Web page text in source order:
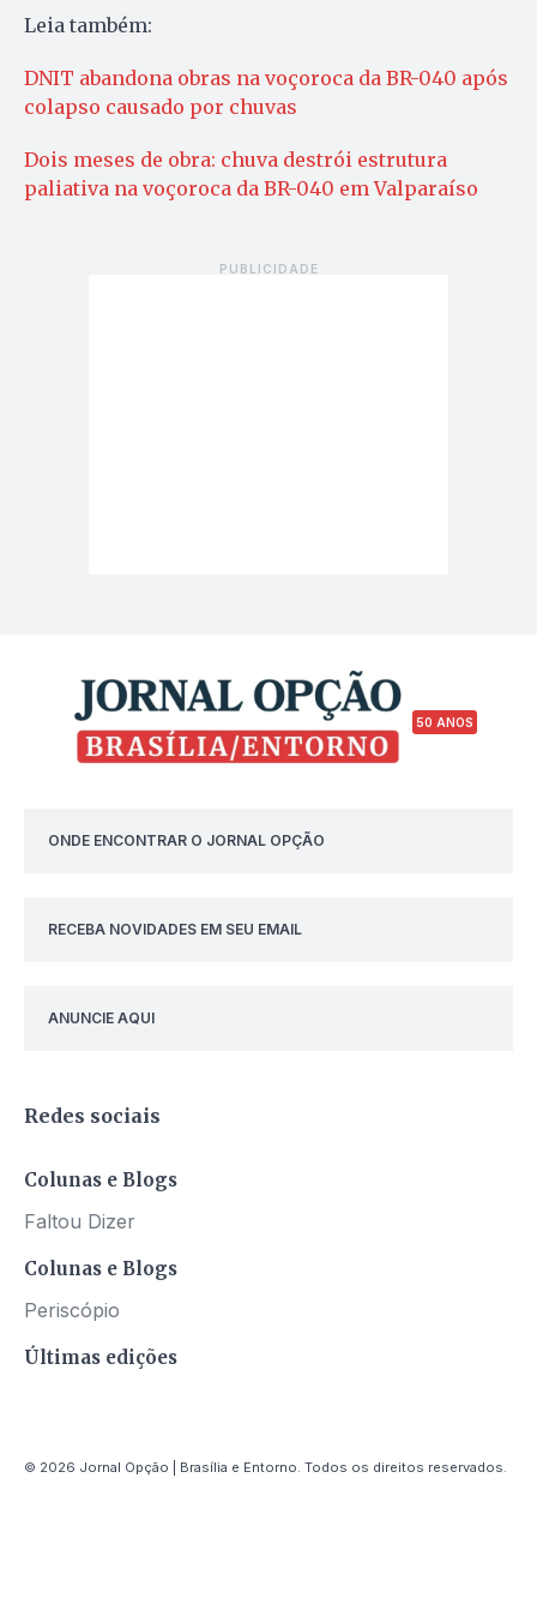
Leia também:
DNIT abandona obras na voçoroca da BR-040 após
colapso causado por chuvas
Dois meses de obra: chuva destrói estrutura
paliativa na voçoroca da BR-040 em Valparaíso
50 ANOS
ONDE ENCONTRAR O JORNAL OPÇÃO
RECEBA NOVIDADES EM SEU EMAIL
ANUNCIE AQUI
Redes sociais
Colunas e Blogs
Faltou Dizer
Colunas e Blogs
Periscópio
Últimas edições
© 2026 Jornal Opção | Brasília e Entorno. Todos os direitos reservados.